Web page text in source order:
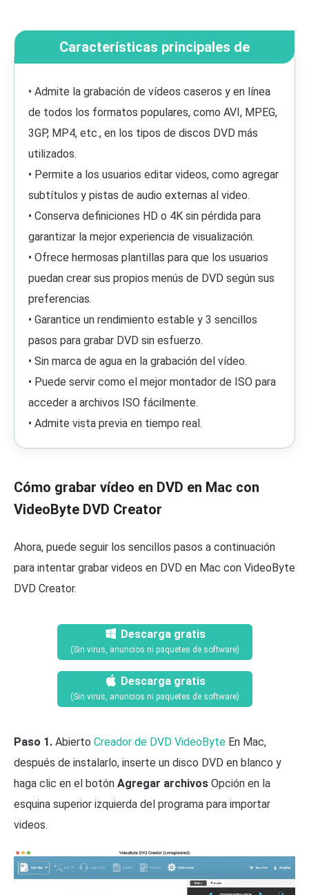
Características principales de
• Admite la grabación de vídeos caseros y en línea
de todos los formatos populares, como AVI, MPEG,
3GP, MP4, etc., en los tipos de discos DVD más
utilizados.
• Permite a los usuarios editar videos, como agregar
subtítulos y pistas de audio externas al video.
• Conserva definiciones HD o 4K sin pérdida para
garantizar la mejor experiencia de visualización.
• Ofrece hermosas plantillas para que los usuarios
puedan crear sus propios menús de DVD según sus
preferencias.
• Garantice un rendimiento estable y 3 sencillos
pasos para grabar DVD sin esfuerzo.
• Sin marca de agua en la grabación del vídeo.
• Puede servir como el mejor montador de ISO para
acceder a archivos ISO fácilmente.
• Admite vista previa en tiempo real.
Cómo grabar vídeo en DVD en Mac con
VideoByte DVD Creator
Ahora, puede seguir los sencillos pasos a continuación
para intentar grabar videos en DVD en Mac con VideoByte
DVD Creator.
Descarga gratis
(Sin virus, anuncios ni paquetes de software)
Descarga gratis
(Sin virus, anuncios ni paquetes de software)
Paso 1. Abierto Creador de DVD VideoByte En Mac,
después de instalarlo, inserte un disco DVD en blanco y
haga clic en el botón Agregar archivos Opción en la
esquina superior izquierda del programa para importar
videos.